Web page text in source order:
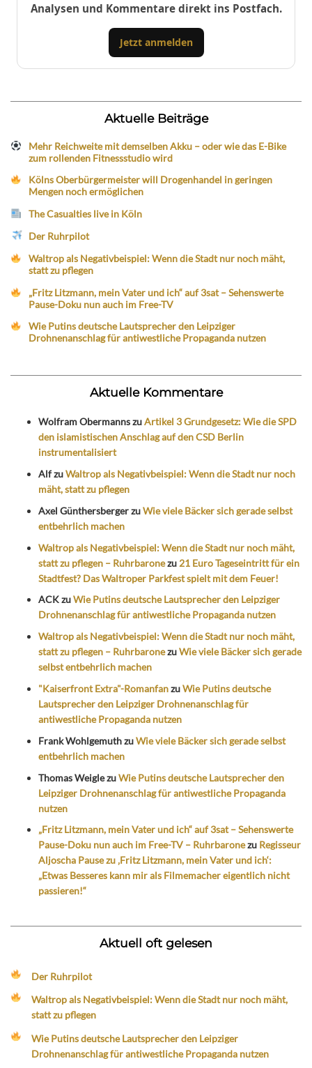
Analysen und Kommentare direkt ins Postfach.
Jetzt anmelden
Aktuelle Beiträge
Mehr Reichweite mit demselben Akku – oder wie das E-Bike
zum rollenden Fitnessstudio wird
Kölns Oberbürgermeister will Drogenhandel in geringen
Mengen noch ermöglichen
The Casualties live in Köln
Der Ruhrpilot
Waltrop als Negativbeispiel: Wenn die Stadt nur noch mäht,
statt zu pflegen
„Fritz Litzmann, mein Vater und ich“ auf 3sat – Sehenswerte
Pause-Doku nun auch im Free-TV
Wie Putins deutsche Lautsprecher den Leipziger
Drohnenanschlag für antiwestliche Propaganda nutzen
Aktuelle Kommentare
Wolfram ObermannszuArtikel 3 Grundgesetz: Wie die SPD
den islamistischen Anschlag auf den CSD Berlin
instrumentalisiert
AlfzuWaltrop als Negativbeispiel: Wenn die Stadt nur noch
mäht, statt zu pflegen
Axel GünthersbergerzuWie viele Bäcker sich gerade selbst
entbehrlich machen
Waltrop als Negativbeispiel: Wenn die Stadt nur noch mäht,
statt zu pflegen – Ruhrbaronezu 21 Euro Tageseintritt für ein
Stadtfest? Das Waltroper Parkfest spielt mit dem Feuer!
ACKzuWie Putins deutsche Lautsprecher den Leipziger
Drohnenanschlag für antiwestliche Propaganda nutzen
Waltrop als Negativbeispiel: Wenn die Stadt nur noch mäht,
statt zu pflegen – RuhrbaronezuWie viele Bäcker sich gerade
selbst entbehrlich machen
"Kaiserfront Extra"-RomanfanzuWie Putins deutsche
Lautsprecher den Leipziger Drohnenanschlag für
antiwestliche Propaganda nutzen
Frank WohlgemuthzuWie viele Bäcker sich gerade selbst
entbehrlich machen
Thomas WeiglezuWie Putins deutsche Lautsprecher den
Leipziger Drohnenanschlag für antiwestliche Propaganda
nutzen
„Fritz Litzmann, mein Vater und ich“ auf 3sat – Sehenswerte
Pause-Doku nun auch im Free-TV – Ruhrbaronezu Regisseur
Aljoscha Pause zu ‚Fritz Litzmann, mein Vater und ich‘:
„Etwas Besseres kann mir als Filmemacher eigentlich nicht
passieren!“
Aktuell oft gelesen
Der Ruhrpilot
Waltrop als Negativbeispiel: Wenn die Stadt nur noch mäht,
statt zu pflegen
Wie Putins deutsche Lautsprecher den Leipziger
Drohnenanschlag für antiwestliche Propaganda nutzen